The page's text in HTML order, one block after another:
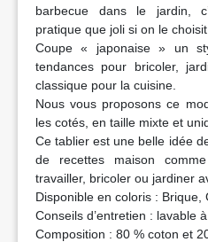
barbecue dans le jardin,
pratique que joli si on le choisit
Coupe « japonaise » un
tendances pour bricoler,
classique pour la cuisine.
Nous vous proposons ce
les cotés, en taille mixte et
Ce tablier est une belle idée
de recettes maison
travailler, bricoler ou jardiner
Disponible en coloris : Brique,
Conseils d’entretien : lavable
Composition : 80 % coton et